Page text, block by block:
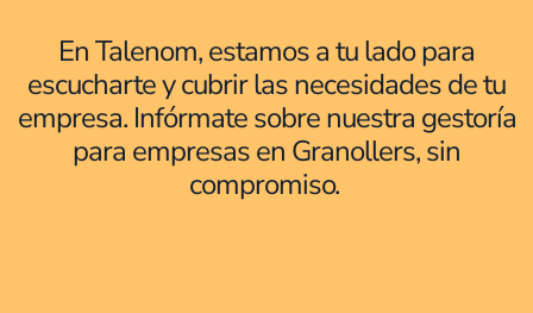
En Talenom, estamos a tu lado para
escucharte y cubrir las necesidades de tu
empresa. Infórmate sobre nuestra gestoría
para empresas en Granollers, sin
compromiso.